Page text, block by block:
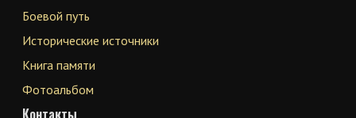
Боевой путь
Исторические источники
Книга памяти
Фотоальбом
Контакты